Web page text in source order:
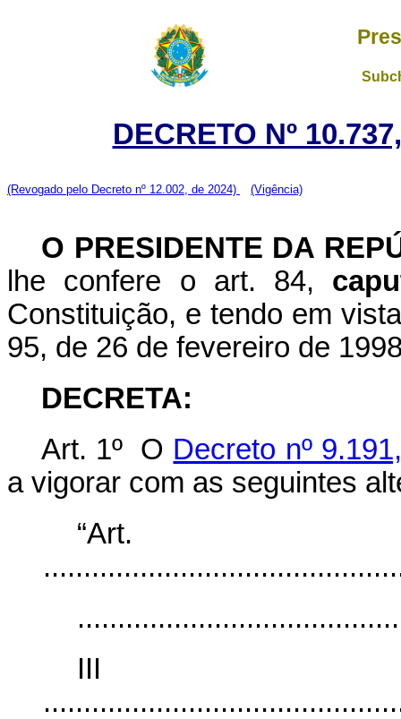
DECRETO Nº
(Revogado pelo Decreto nº 12.002, de 2024) (Vigência)
O PRESIDENTE DA
lhe confere o art. 84,
Constituição, e tendo em
95, de 26 de fevereiro de
DECRETA:
Art. 1º O Decreto nº
a vigorar com as seguintes